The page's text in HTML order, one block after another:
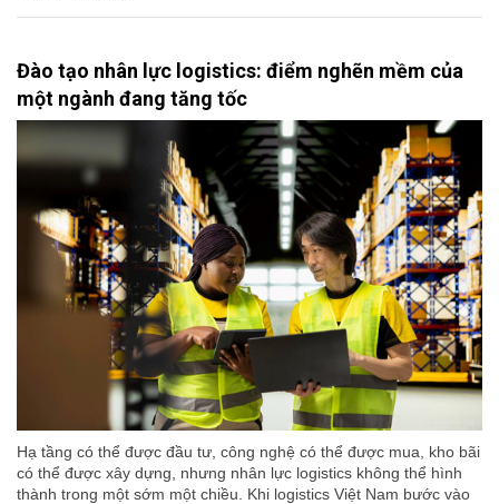
Đào tạo nhân lực logistics: điểm nghẽn mềm của
một ngành đang tăng tốc
Hạ tầng có thể được đầu tư, công nghệ có thể được mua, kho bãi
có thể được xây dựng, nhưng nhân lực logistics không thể hình
thành trong một sớm một chiều. Khi logistics Việt Nam bước vào